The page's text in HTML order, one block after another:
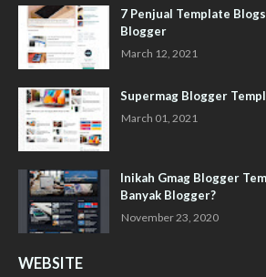
7 Penjual Template
Blogger
March 12, 2021
Supermag Blogger
March 01, 2021
Inikah Gmag Blogger
Banyak Blogger?
November 23, 2020
WEBSITE